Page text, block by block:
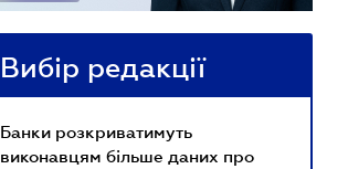
Вибір редакції
Банки розкриватимуть
виконавцям більше даних про